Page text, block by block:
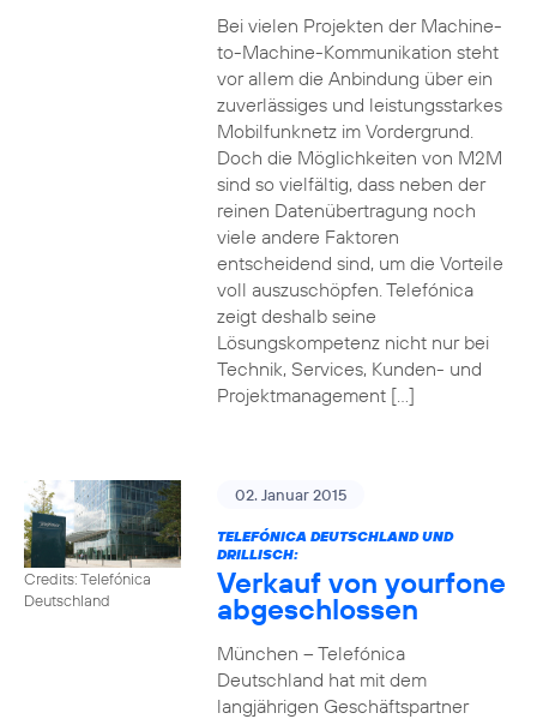
Bei vielen Projekten der Machine-
to-Machine-Kommunikation steht
vor allem die Anbindung über ein
zuverlässiges und leistungsstarkes
Mobilfunknetz im Vordergrund.
Doch die Möglichkeiten von M2M
sind so vielfältig, dass neben der
reinen Datenübertragung noch
viele andere Faktoren
entscheidend sind, um die Vorteile
voll auszuschöpfen. Telefónica
zeigt deshalb seine
Lösungskompetenz nicht nur bei
Technik, Services, Kunden- und
Projektmanagement […]
Credits: Telefónica
Deutschland
02. Januar 2015
TELEFÓNICA DEUTSCHLAND UND
DRILLISCH:
Verkauf von yourfone
abgeschlossen
München – Telefónica
Deutschland hat mit dem
langjährigen Geschäftspartner